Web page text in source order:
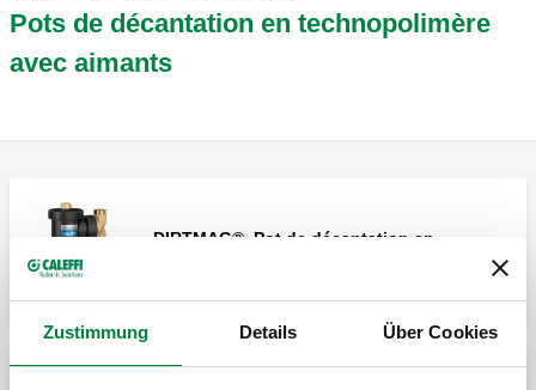
Zustimmung Details Über Cookies
Pots de décantation en technopolimère
avec aimants
DIRTMAG®, Pot de décantation en